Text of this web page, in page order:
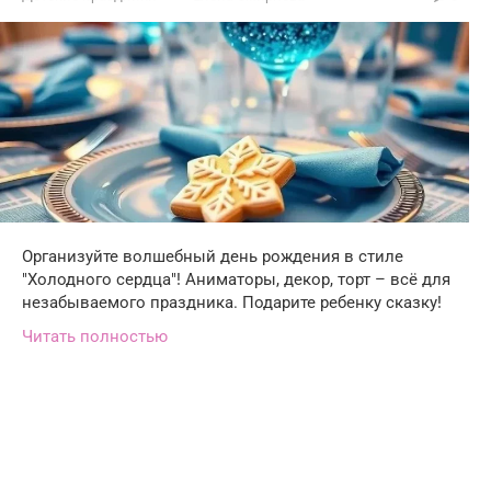
Организуйте волшебный день рождения в стиле
"Холодного сердца"! Аниматоры, декор, торт – всё для
незабываемого праздника. Подарите ребенку сказку!
Читать полностью